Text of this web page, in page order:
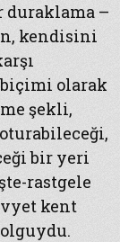
duraklama –
kendisini
olarak
şekli,
bir yeri
rastgele
kent